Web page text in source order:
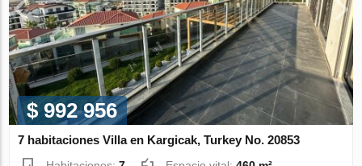
$ 992 956
7 habitaciones Villa en Kargicak, Turkey No. 20853